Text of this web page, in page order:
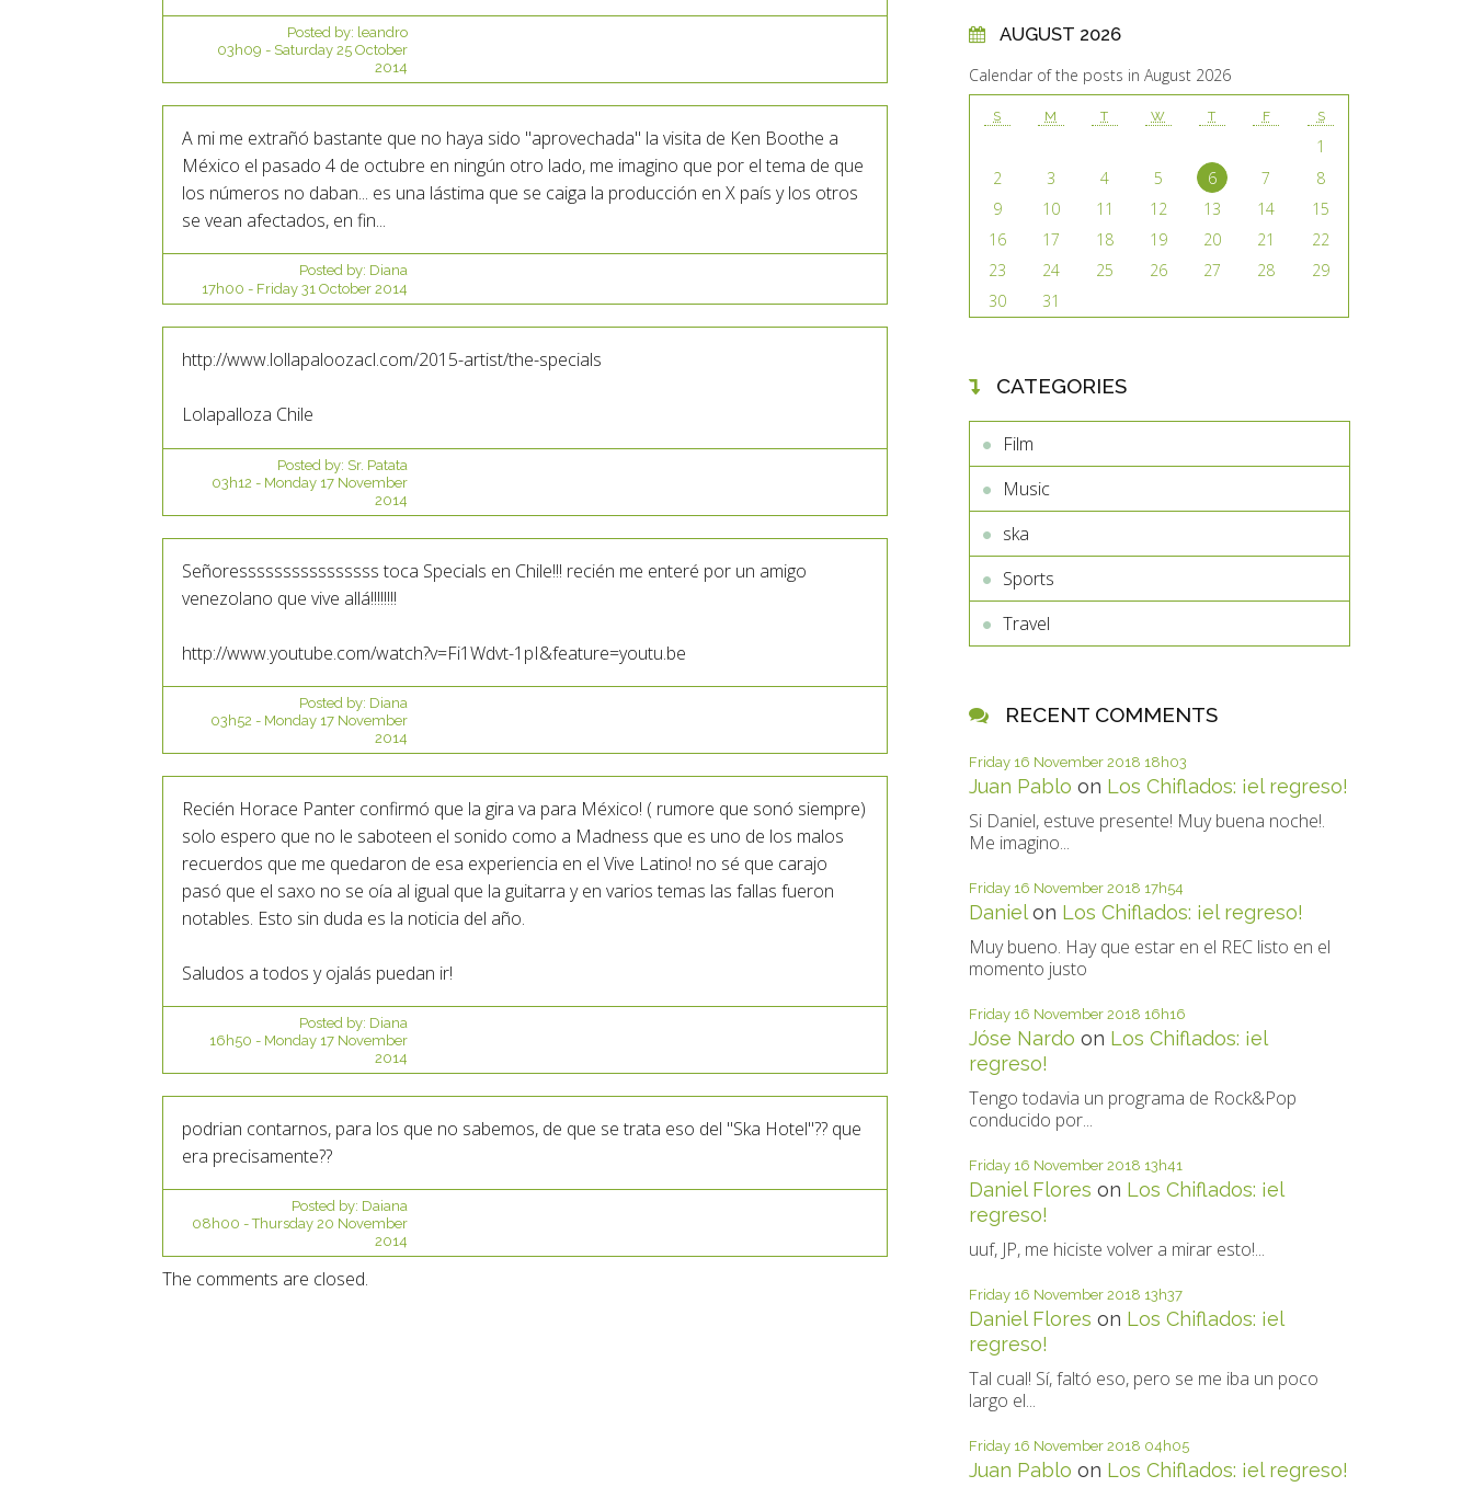
Posted by: leandro
03h09 - Saturday 25 October
2014
A mi me extrañó bastante que no haya sido "aprovechada" la visita de Ken Boothe a
México el pasado 4 de octubre en ningún otro lado, me imagino que por el tema de que
los números no daban... es una lástima que se caiga la producción en X país y los otros
se vean afectados, en fin...
Posted by: Diana
17h00 - Friday 31 October 2014
http://www.lollapaloozacl.com/2015-artist/the-specials
Lolapalloza Chile
Posted by: Sr. Patata
03h12 - Monday 17 November
2014
Señoressssssssssssssss toca Specials en Chile!!! recién me enteré por un amigo
venezolano que vive allá!!!!!!!!
http://www.youtube.com/watch?v=Fi1Wdvt-1pI&feature=youtu.be
Posted by: Diana
03h52 - Monday 17 November
2014
Recién Horace Panter confirmó que la gira va para México! ( rumore que sonó siempre)
solo espero que no le saboteen el sonido como a Madness que es uno de los malos
recuerdos que me quedaron de esa experiencia en el Vive Latino! no sé que carajo
pasó que el saxo no se oía al igual que la guitarra y en varios temas las fallas fueron
notables. Esto sin duda es la noticia del año.
Saludos a todos y ojalás puedan ir!
Posted by: Diana
16h50 - Monday 17 November
2014
podrian contarnos, para los que no sabemos, de que se trata eso del "Ska Hotel"?? que
era precisamente??
Posted by: Daiana
08h00 -Thursday 20 November
2014
The comments are closed.
AUGUST 2026
Calendar of the posts in August 2026
S M T W T F S
1
2
3 4 5 6 7
8
9
10 11 12 13 14
15
16
17 18 19 20 21
22
23
24 25 26 27 28
29
30
31
CATEGORIES
Film
Music
ska
Sports
Travel
RECENT COMMENTS
Friday 16 November 2018 18h03
Juan Pablo on Los Chiflados: ¡el regreso!
Si Daniel, estuve presente! Muy buena noche!.
Me imagino...
Friday 16 November 2018 17h54
Danielon Los Chiflados: ¡el regreso!
Muy bueno. Hay que estar en el REC listo en el
momento justo
Friday 16 November 2018 16h16
Jóse Nardo on Los Chiflados: ¡el
regreso!
Tengo todavia un programa de Rock&Pop
conducido por...
Friday 16 November 2018 13h41
Daniel Flores on Los Chiflados: ¡el
regreso!
uuf, JP, me hiciste volver a mirar esto!...
Friday 16 November 2018 13h37
Daniel Flores on Los Chiflados: ¡el
regreso!
Tal cual! Sí, faltó eso, pero se me iba un poco
largo el...
Friday 16 November 2018 04h05
Juan Pablo on Los Chiflados: ¡el regreso!